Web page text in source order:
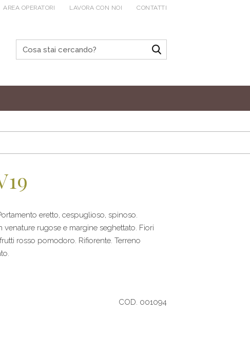
AREA OPERATORI LAVORA CON NOI CONTATTI
eretto, cespuglioso, spinoso.
rugose e margine seghettato. Fiori
rosso pomodoro. Rifiorente. Terreno
COD. 001094